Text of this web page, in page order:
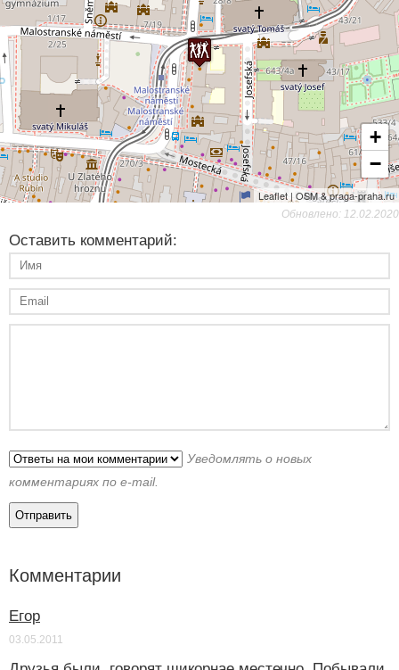
+
−
Leaflet | OSM & praga-praha.ru
Обновлено: 12.02.2020
Оставить комментарий:
Уведомлять о новых
комментариях по e-mail.
Комментарии
Егор
03.05.2011